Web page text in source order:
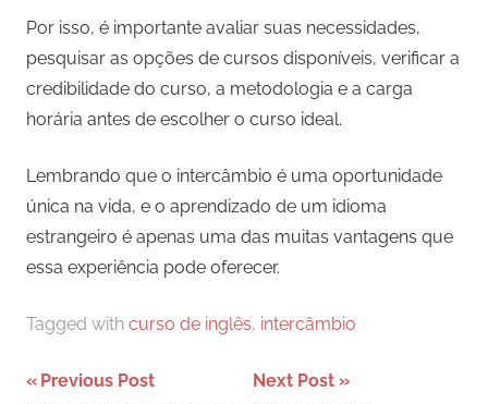
Por isso, é importante avaliar suas necessidades,
pesquisar as opções de cursos disponíveis, verificar a
credibilidade do curso, a metodologia e a carga
horária antes de escolher o curso ideal.
Lembrando que o intercâmbio é uma oportunidade
única na vida, e o aprendizado de um idioma
estrangeiro é apenas uma das muitas vantagens que
essa experiência pode oferecer.
Tagged with curso de inglês, intercâmbio
Navegação
Previous Post Next Post